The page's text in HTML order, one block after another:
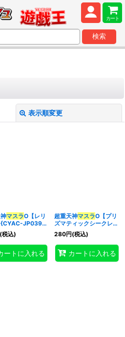
カート
検索
表示順変更
マスラO【レリ
{CYAC-JP039}
ロ》
(税込)
ートに入れる
超重天神マスラO【プリ
ズマティックシークレッ
ト】{CYAC-JP039}
《シンクロ》
280円(税込)
カートに入れる